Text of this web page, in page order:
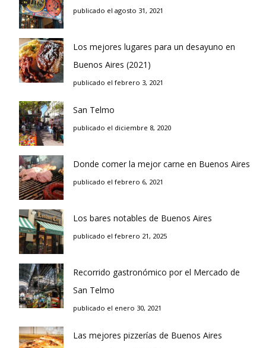
publicado el agosto 31, 2021
Los mejores lugares para un desayuno en
Buenos Aires (2021)
publicado el febrero 3, 2021
San Telmo
publicado el diciembre 8, 2020
Donde comer la mejor carne en Buenos Aires
publicado el febrero 6, 2021
Los bares notables de Buenos Aires
publicado el febrero 21, 2025
Recorrido gastronómico por el Mercado de
San Telmo
publicado el enero 30, 2021
Las mejores pizzerías de Buenos Aires